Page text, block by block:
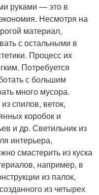
руками — это в
Несмотря на
материал,
с остальными в
Процесс их
Потребуется
с большим
много мусора.
спилов, веток,
коробок и
и др. Светильник из
интерьера,
смастерить из куска
например, в
из палок,
из четырех